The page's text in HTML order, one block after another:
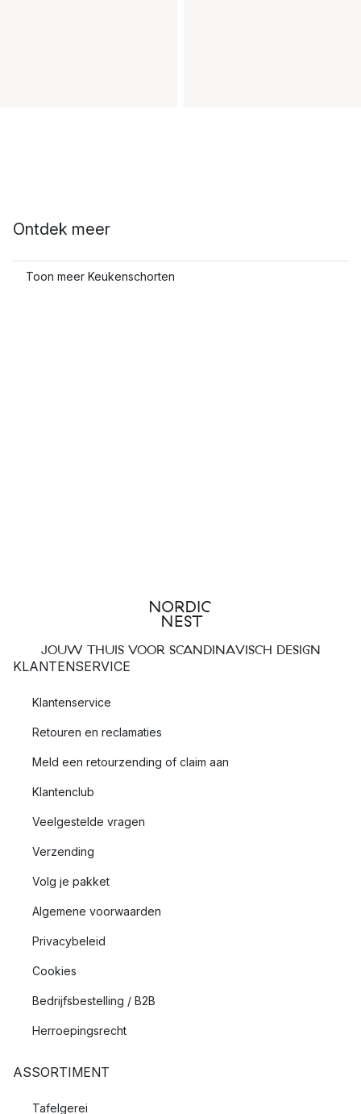
Ontdek meer
Toon meer Keukenschorten
JOUW THUIS VOOR SCANDINAVISCH DESIGN
KLANTENSERVICE
Klantenservice
Retouren en reclamaties
Meld een retourzending of claim aan
Klantenclub
Veelgestelde vragen
Verzending
Volg je pakket
Algemene voorwaarden
Privacybeleid
Cookies
Bedrijfsbestelling / B2B
Herroepingsrecht
ASSORTIMENT
Tafelgerei